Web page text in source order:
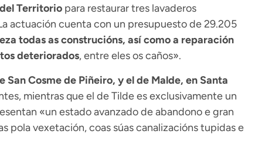
Territoriopara restaurar tres lavaderos
actuación cuenta con un presupuesto de 29.205
todas as construcións, así como a reparación
deteriorados, entre eles os caños».
San Cosme de Piñeiro, y el de Malde, en Santa
mientras que el de Tilde es exclusivamente un
«un estado avanzado de abandono e gran
pola vexetación, coas súas canalizacións tupidas e